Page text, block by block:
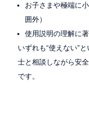
お子さまや極端に
囲外）
使用説明の理解に
いずれも“使えない”
士と相談しながら安
です。